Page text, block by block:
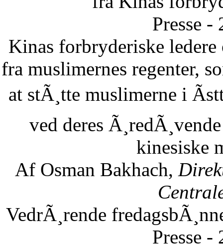
Presse -
Kinas forbryderiske ledere
fra muslimernes regenter,
at stÃ¸tte muslimerne i
ved deres
kinesiske
Af Osman Bakhach,
VedrÃ¸rende
Presse -